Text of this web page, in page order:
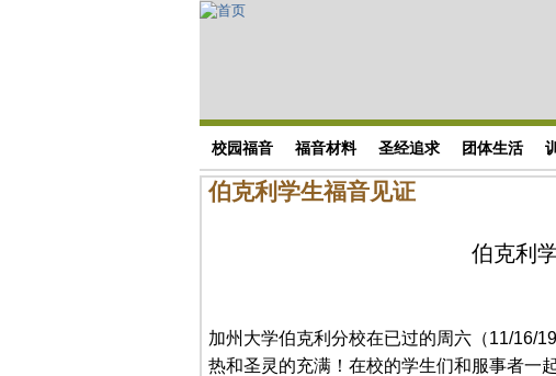
校园福音 福音材料 圣经追求 团体生活
伯克利学生福音见证
伯克利
加州大学伯克利分校在已过的周六（11/16/
热和圣灵的充满！在校的学生们和服事者一